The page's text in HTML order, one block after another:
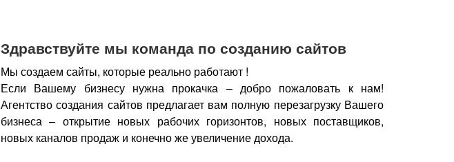
Здравствуйте мы команда по созданию сайтов
Мы создаем сайты, которые реально работают !
Если Вашему бизнесу нужна прокачка – добро пожаловать к нам!
Агентство создания сайтов предлагает вам полную перезагрузку Вашего
бизнеса – открытие новых рабочих горизонтов, новых поставщиков,
новых каналов продаж и конечно же увеличение дохода.